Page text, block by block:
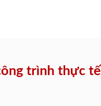
trình thực tế